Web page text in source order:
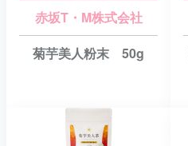
赤坂T・M株式会社
菊芋美人粉末 50g